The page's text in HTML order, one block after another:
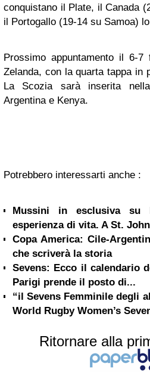
conquistano il Plate, il Canada
il Portogallo (19-14 su Samoa)
Prossimo appuntamento il 6-7
Zelanda, con la quarta tappa in
La Scozia sarà inserita
Argentina e Kenya.
Potrebbero interessarti anche :
Mussini in esclusiva su
esperienza di vita. A St.
Copa America: Cile-
che scriverà la storia
Sevens: Ecco il calendario
Parigi prende il posto di...
“il Sevens Femminile degli
World Rugby Women’s
Ritornare alla